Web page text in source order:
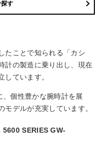
す
たことで知られる「カシ
計の製造に乗り出し、現在
しています。
個性豊かな腕時計を展
モデルが充実しています。
SERIES GW-